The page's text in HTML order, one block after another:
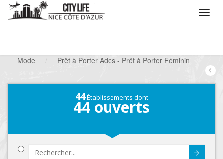
Mode
Prêt à Porter Ados - Prêt à Porter Féminin
44Établissements dont
44 ouverts